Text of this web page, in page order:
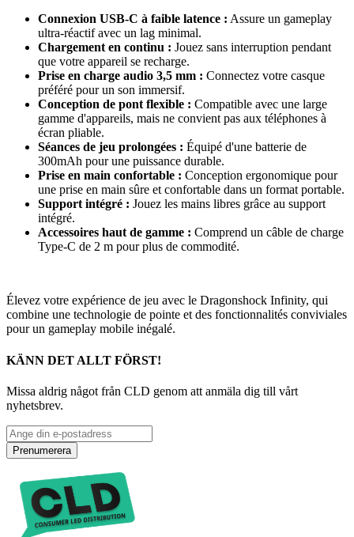
Connexion USB-C à faible latence : Assure un gameplay
ultra-réactif avec un lag minimal.
Chargement en continu : Jouez sans interruption pendant
que votre appareil se recharge.
Prise en charge audio 3,5 mm : Connectez votre casque
préféré pour un son immersif.
Conception de pont flexible : Compatible avec une large
gamme d'appareils, mais ne convient pas aux téléphones à
écran pliable.
Séances de jeu prolongées : Équipé d'une batterie de
300mAh pour une puissance durable.
Prise en main confortable : Conception ergonomique pour
une prise en main sûre et confortable dans un format portable.
Support intégré : Jouez les mains libres grâce au support
intégré.
Accessoires haut de gamme : Comprend un câble de charge
Type-C de 2 m pour plus de commodité.
Élevez votre expérience de jeu avec le Dragonshock Infinity, qui
combine une technologie de pointe et des fonctionnalités conviviales
pour un gameplay mobile inégalé.
KÄNN DET ALLT FÖRST!
Missa aldrig något från CLD genom att anmäla dig till vårt
nyhetsbrev.
Prenumerera